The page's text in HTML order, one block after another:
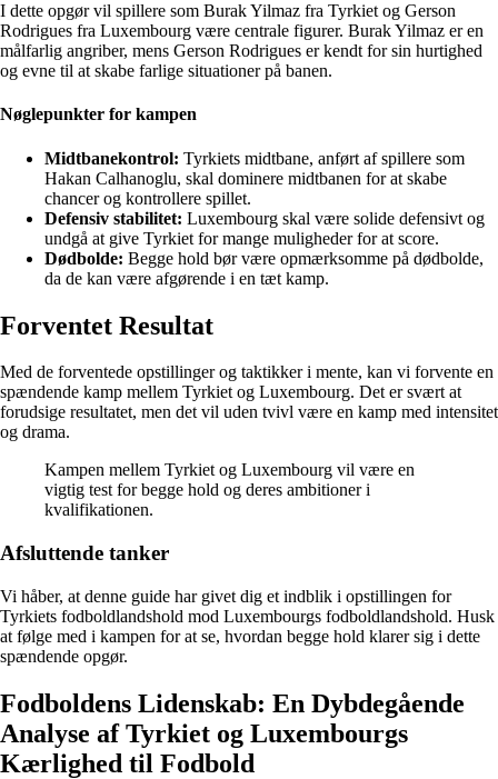
I dette opgør vil spillere som Burak Yilmaz fra Tyrkiet og Gerson
Rodrigues fra Luxembourg være centrale figurer. Burak Yilmaz er en
målfarlig angriber, mens Gerson Rodrigues er kendt for sin hurtighed
og evne til at skabe farlige situationer på banen.
Nøglepunkter for kampen
Midtbanekontrol: Tyrkiets midtbane, anført af spillere som
Hakan Calhanoglu, skal dominere midtbanen for at skabe
chancer og kontrollere spillet.
Defensiv stabilitet: Luxembourg skal være solide defensivt og
undgå at give Tyrkiet for mange muligheder for at score.
Dødbolde: Begge hold bør være opmærksomme på dødbolde,
da de kan være afgørende i en tæt kamp.
Forventet Resultat
Med de forventede opstillinger og taktikker i mente, kan vi forvente en
spændende kamp mellem Tyrkiet og Luxembourg. Det er svært at
forudsige resultatet, men det vil uden tvivl være en kamp med intensitet
og drama.
Kampen mellem Tyrkiet og Luxembourg vil være en
vigtig test for begge hold og deres ambitioner i
kvalifikationen.
Afsluttende tanker
Vi håber, at denne guide har givet dig et indblik i opstillingen for
Tyrkiets fodboldlandshold mod Luxembourgs fodboldlandshold. Husk
at følge med i kampen for at se, hvordan begge hold klarer sig i dette
spændende opgør.
Fodboldens Lidenskab: En Dybdegående
Analyse af Tyrkiet og Luxembourgs
Kærlighed til Fodbold